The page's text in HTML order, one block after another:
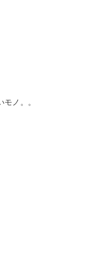
ノ。。